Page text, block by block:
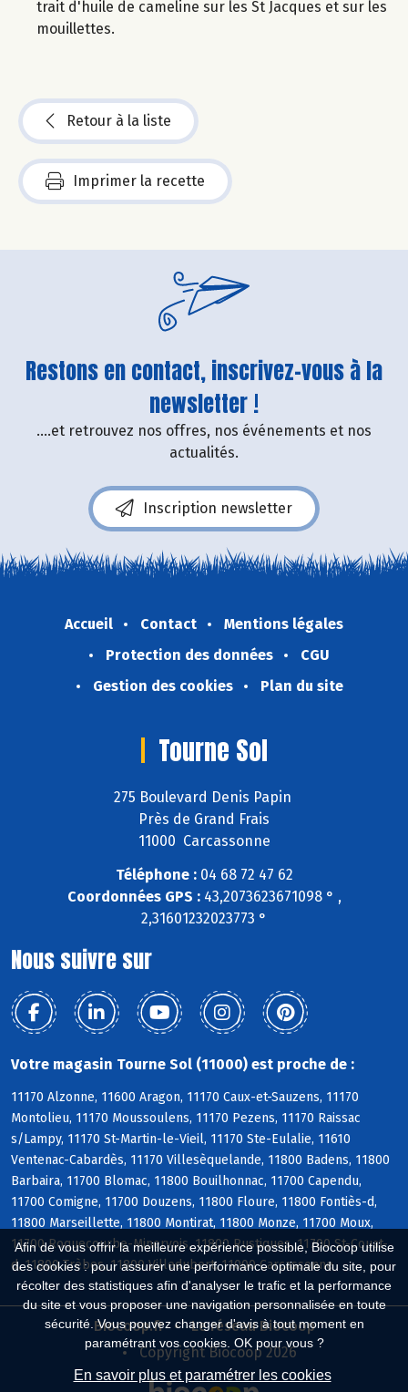
Afin de vous offrir la meilleure expérience possible, Biocoop utilise
des cookies : pour assurer une performance optimale du site, pour
récolter des statistiques afin d'analyser le trafic et la performance
du site et vous proposer une navigation personnalisée en toute
sécurité. Vous pouvez changer d'avis à tout moment en
paramétrant vos cookies. OK pour vous ?
En savoir plus et paramétrer les cookies
trait d'huile de cameline sur les St Jacques et sur les
mouillettes.
Retour à la liste
Imprimer la recette
Restons en contact, inscrivez-vous à la
newsletter !
....et retrouvez nos offres, nos événements et nos
actualités.
Inscription newsletter
Accueil Contact
Mentions légales
Protection des données
CGU
Gestion des cookies
Plan du site
Tourne Sol
275 Boulevard Denis Papin
Près de Grand Frais
11000 Carcassonne
Téléphone :04 68 72 47 62
Coordonnées GPS :43,2073623671098 ° ,
2,31601232023773 °
Nous suivre sur
Votre magasin Tourne Sol (11000) est proche de :
11170 Alzonne, 11600 Aragon, 11170 Caux-et-Sauzens, 11170
Montolieu, 11170 Moussoulens, 11170 Pezens, 11170 Raissac
s/Lampy, 11170 St-Martin-le-Vieil, 11170 Ste-Eulalie, 11610
Ventenac-Cabardès, 11170 Villesèquelande, 11800 Badens, 11800
Barbaira, 11700 Blomac, 11800 Bouilhonnac, 11700 Capendu,
11700 Comigne, 11700 Douzens, 11800 Floure, 11800 Fontiès-d,
11800 Marseillette, 11800 Montirat, 11800 Monze, 11700 Moux,
11700 Roquecourbe-Minervois, 11800 Rustiques, 11700 St-Couat-
d, 11800 Trèbes, 11800 Villedubert, 11000 Carcassonne
Biocoop.fr
Le réseau Biocoop
Copyright Biocoop 2026